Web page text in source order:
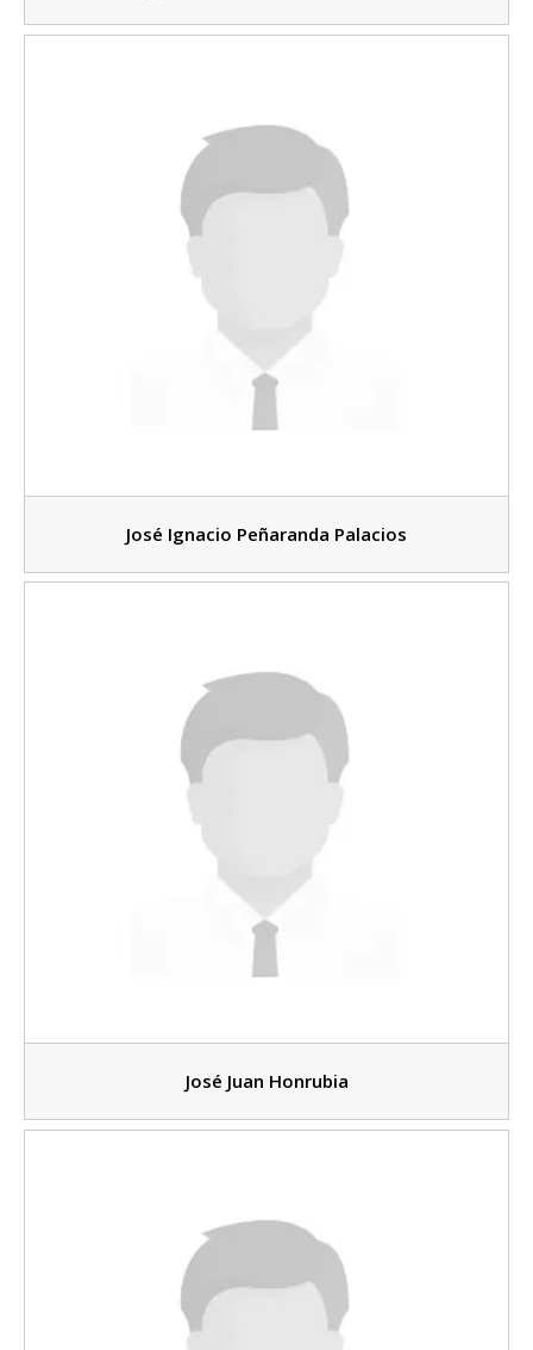
José Ignacio Peñaranda Palacios
José Juan Honrubia